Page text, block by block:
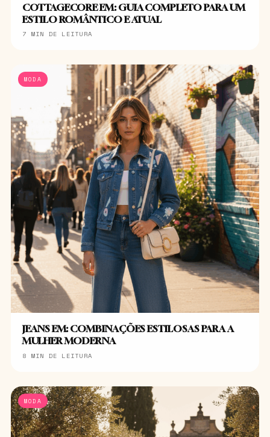
COTTAGECORE EM: GUIA COMPLETO PARA UM
ESTILO ROMÂNTICO E ATUAL
7 MIN DE LEITURA
MODA
JEANS EM: COMBINAÇÕES ESTILOSAS PARA A
MULHER MODERNA
8 MIN DE LEITURA
MODA